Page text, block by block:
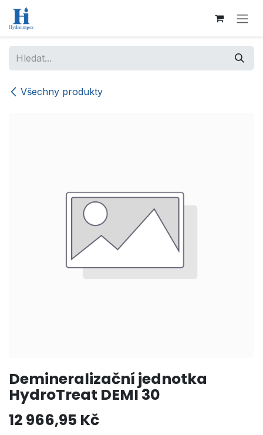
Přejít na obsah
Všechny produkty
Demineralizační jednotka
HydroTreat DEMI 30
12 966,95 Kč